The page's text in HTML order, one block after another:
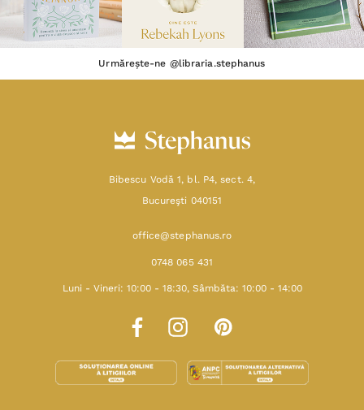
Urmărește-ne @libraria.stephanus
Bibescu Vodă 1, bl. P4, sect. 4,
Bucureşti 040151
office@stephanus.ro
0748 065 431
Luni - Vineri: 10:00 - 18:30, Sâmbăta: 10:00 - 14:00